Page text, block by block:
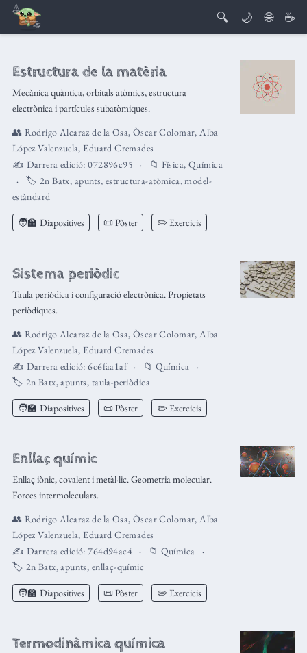
🔍 🌙 🌐 ☕
Estructura de la matèria
Mecànica quàntica, orbitals atòmics, estructura
electrònica i partícules subatòmiques.
👥 Rodrigo Alcaraz de la Osa, Òscar Colomar,Alba
López Valenzuela, Eduard Cremades
✍️ Darrera edició:072896c95 📁 Física,Química
🏷️ 2n Batx, apunts,estructura-atòmica,model-
estàndard
🧑‍🏫 Diapositives 📜 Pòster ✏️ Exercicis
Sistema periòdic
Taula periòdica i configuració electrònica. Propietats
periòdiques.
👥 Rodrigo Alcaraz de la Osa, Òscar Colomar, Alba
López Valenzuela, Eduard Cremades
✍️ Darrera edició:6c6faa1af 📁 Química
🏷️ 2n Batx,apunts, taula-periòdica
🧑‍🏫 Diapositives 📜 Pòster ✏️ Exercicis
Enllaç químic
Enllaç iònic, covalent i metàl·lic. Geometria molecular.
Forces intermoleculars.
👥 Rodrigo Alcaraz de la Osa, Òscar Colomar,Alba
López Valenzuela, Eduard Cremades
✍️ Darrera edició:764d94ac4 📁 Química
🏷️ 2n Batx,apunts, enllaç-químic
🧑‍🏫 Diapositives 📜 Pòster ✏️ Exercicis
Termodinàmica química